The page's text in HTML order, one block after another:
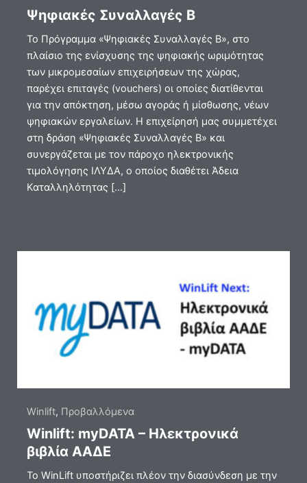
Ψηφιακές Συναλλαγές Β
Το Πρόγραμμα «Ψηφιακές Συναλλαγές Β», στο
πλαίσιο της ενίσχυσης της ψηφιακής ωριμότητας
των μικρομεσαίων επιχειρήσεων της χώρας,
παρέχει επιταγές (vouchers) οι οποίες διατίθενται
για την απόκτηση, μέσω αγοράς ή μίσθωσης, νέων
ψηφιακών εργαλείων. Η επιχείρησή μας συμμετέχει
στη δράση «Ψηφιακές Συναλλαγές Β» και
συνεργάζεται με τον πάροχο ηλεκτρονικής
τιμολόγησης ΙΛΥΔΑ, ο οποίος διαθέτει Άδεια
Καταλληλότητας […]
Winlift, Προβαλλόμενα
Winlift: myDATA – Ηλεκτρονικά
βιβλία ΑΑΔΕ
To WinLift υποστήριζει πλέον την διασύνδεση με την